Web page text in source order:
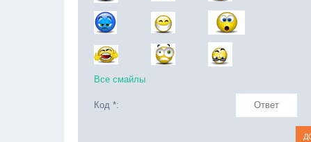
Все смайлы
Код *: